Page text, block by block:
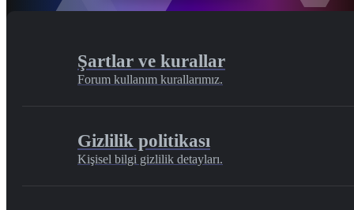
Şartlar ve kurallar
Forum kullanım kurallarımız.
Gizlilik politikası
Kişisel bilgi gizlilik detayları.